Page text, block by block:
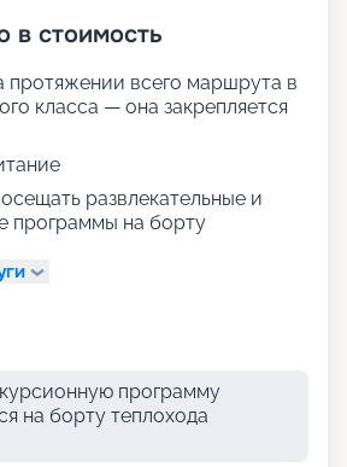
в стоимость
протяжении всего маршрута в
класса — она закрепляется
развлекательные и
программы на борту
программу
на борту теплохода